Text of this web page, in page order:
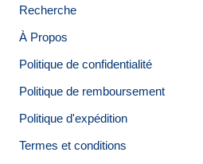
Recherche
À Propos
Politique de confidentialité
Politique de remboursement
Politique d'expédition
Termes et conditions